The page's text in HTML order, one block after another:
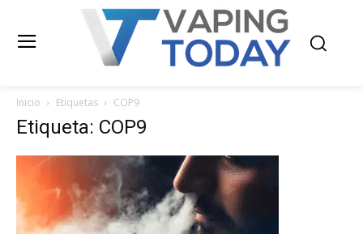
Inicio Etiquetas COP9
Etiqueta: COP9